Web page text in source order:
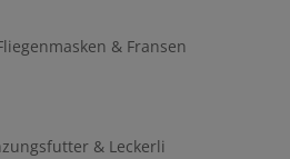
& Fransen
& Leckerli